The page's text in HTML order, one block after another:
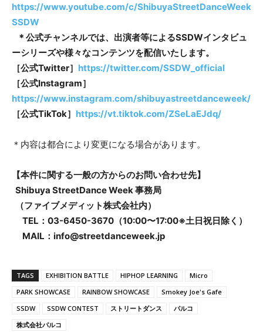
https://www.youtube.com/c/ShibuyaStreetDanceWeek
SSDW
＊ 公式チャンネルでは、出演者等によるSSDWインタビュ
ーシリーズや様々なコンテンツを配信いたします。
［公式Twitter］ https://twitter.com/SSDW_official
［公式Instagram］
https://www.instagram.com/shibuyastreetdanceweek/
［公式TikTok］ https://vt.tiktok.com/ZSeLaEJdq/
＊内容は都合により変更になる場合があります。
【本件に関する一般の方からのお問い合わせ先】
Shibuya StreetDance Week 事務局
（ファイブメディット株式会社内）
TEL：03-6450-3670（10:00〜17:00※土日祝日除く）
MAIL：info@streetdanceweek.jp
TAGS EXHIBITION BATTLE HIPHOP LEARNING
Micro
PARK SHOWCASE
RAINBOW SHOWCASE
Smokey Joe's Gafe
SSDW
SSDW CONTEST ストリートダンス
パルコ
株式会社パルコ